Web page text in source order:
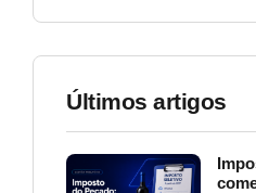
Últimos artigos